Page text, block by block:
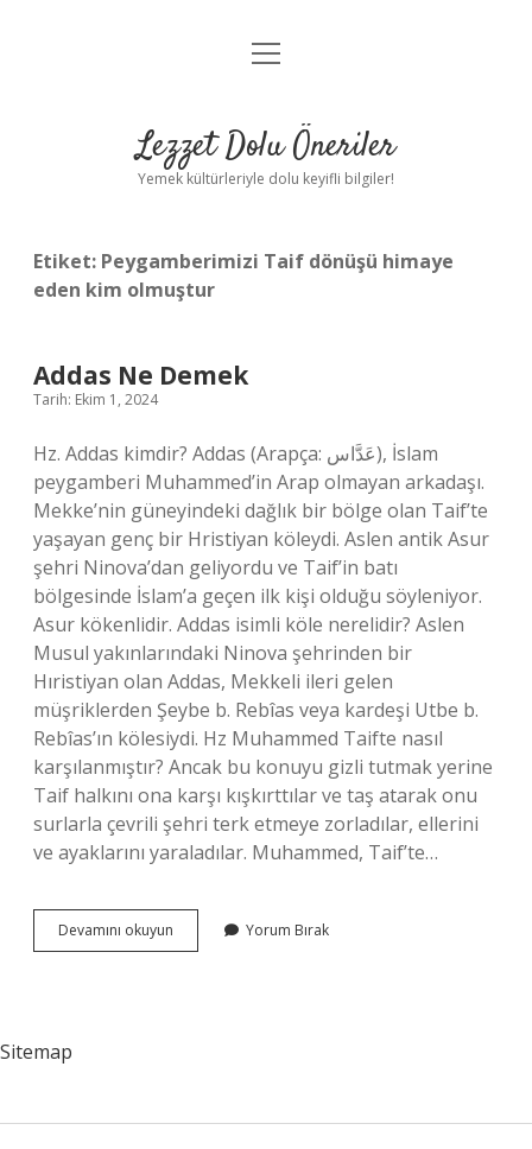
Anasayfa
Yasal Uyarı
menüyü
Lezzet Dolu Öneriler
Yemek kültürleriyle dolu keyifli bilgiler!
Etiket: Peygamberimizi Taif dönüşü himaye
eden kim olmuştur
Addas Ne Demek
Tarih: Ekim 1, 2024
Hz. Addas kimdir? Addas (Arapça: عَدَّاس), İslam
peygamberi Muhammed’in Arap olmayan arkadaşı.
Mekke’nin güneyindeki dağlık bir bölge olan Taif’te
yaşayan genç bir Hristiyan köleydi. Aslen antik Asur
şehri Ninova’dan geliyordu ve Taif’in batı
bölgesinde İslam’a geçen ilk kişi olduğu söyleniyor.
Asur kökenlidir. Addas isimli köle nerelidir? Aslen
Musul yakınlarındaki Ninova şehrinden bir
Hıristiyan olan Addas, Mekkeli ileri gelen
müşriklerden Şeybe b. Rebîas veya kardeşi Utbe b.
Rebîas’ın kölesiydi. Hz Muhammed Taifte nasıl
karşılanmıştır? Ancak bu konuyu gizli tutmak yerine
Taif halkını ona karşı kışkırttılar ve taş atarak onu
surlarla çevrili şehri terk etmeye zorladılar, ellerini
ve ayaklarını yaraladılar. Muhammed, Taif’te…
Devamını okuyun
Ne
Yorum Bırak
Sitemap